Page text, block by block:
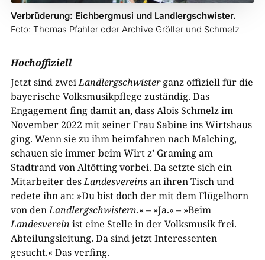
Verbrüderung: Eichbergmusi und Landlergschwister.
Foto: Thomas Pfahler oder Archive Gröller und Schmelz
Hochoffiziell
Jetzt sind zweiLandlergschwisterganz offiziell für die
bayerische Volksmusikpflege zuständig. Das
Engagement fing damit an, dass Alois Schmelz im
November 2022 mit seiner Frau Sabine ins Wirtshaus
ging. Wenn sie zu ihm heimfahren nach Malching,
schauen sie immer beim Wirt z’ Graming am
Stadtrand von Altötting vorbei. Da setzte sich ein
Mitarbeiter desLandesvereinsan ihren Tisch und
redete ihn an: »Du bist doch der mit dem Flügelhorn
von denLandlergschwistern.« – »Ja.« – »Beim
Landesverein ist eine Stelle in der Volksmusik frei.
Abteilungsleitung. Da sind jetzt Interessenten
gesucht.« Das verfing.